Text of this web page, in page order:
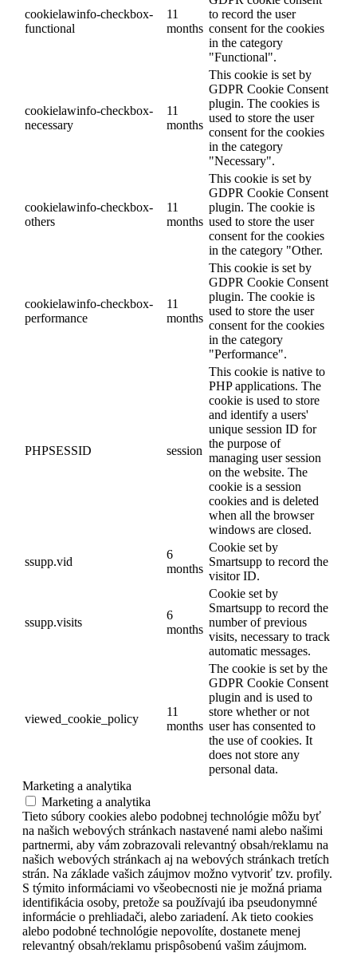
cookielawinfo-checkbox-
functional
11
months
to record the user
consent for the cookies
in the category
"Functional".
cookielawinfo-checkbox-
necessary
11
months
This cookie is set by
GDPR Cookie Consent
plugin. The cookies is
used to store the user
consent for the cookies
in the category
"Necessary".
cookielawinfo-checkbox-
others
11
months
This cookie is set by
GDPR Cookie Consent
plugin. The cookie is
used to store the user
consent for the cookies
in the category "Other.
cookielawinfo-checkbox-
performance
11
months
This cookie is set by
GDPR Cookie Consent
plugin. The cookie is
used to store the user
consent for the cookies
in the category
"Performance".
PHPSESSID session
This cookie is native to
PHP applications. The
cookie is used to store
and identify a users'
unique session ID for
the purpose of
managing user session
on the website. The
cookie is a session
cookies and is deleted
when all the browser
windows are closed.
ssupp.vid
6
months
Cookie set by
Smartsupp to record the
visitor ID.
ssupp.visits
6
months
Cookie set by
Smartsupp to record the
number of previous
visits, necessary to track
automatic messages.
viewed_cookie_policy
11
months
The cookie is set by the
GDPR Cookie Consent
plugin and is used to
store whether or not
user has consented to
the use of cookies. It
does not store any
personal data.
Marketing a analytika
Marketing a analytika
Tieto súbory cookies alebo podobnej technológie môžu byť
na našich webových stránkach nastavené nami alebo našimi
partnermi, aby vám zobrazovali relevantný obsah/reklamu na
našich webových stránkach aj na webových stránkach tretích
strán. Na základe vašich záujmov možno vytvoriť tzv. profily.
S týmito informáciami vo všeobecnosti nie je možná priama
identifikácia osoby, pretože sa používajú iba pseudonymné
informácie o prehliadači, alebo zariadení. Ak tieto cookies
alebo podobné technológie nepovolíte, dostanete menej
relevantný obsah/reklamu prispôsobenú vašim záujmom.